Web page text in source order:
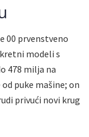
00 prvenstveno
modeli s
478 milja na
puke mašine; on
privući novi krug